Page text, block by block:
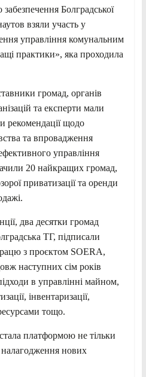
Болградської
взяли участь у
управління комунальним
практики», яка проходила
громад, органів
та експерти мали
рекомендації щодо
та впровадження
управління
20 найкращих громад,
приватизації та оренди
два десятки громад
ТГ, підписали
з проєктом SOERA,
наступних сім років
в управлінні майном,
інвентаризації,
тощо.
платформою не тільки
налагодження нових